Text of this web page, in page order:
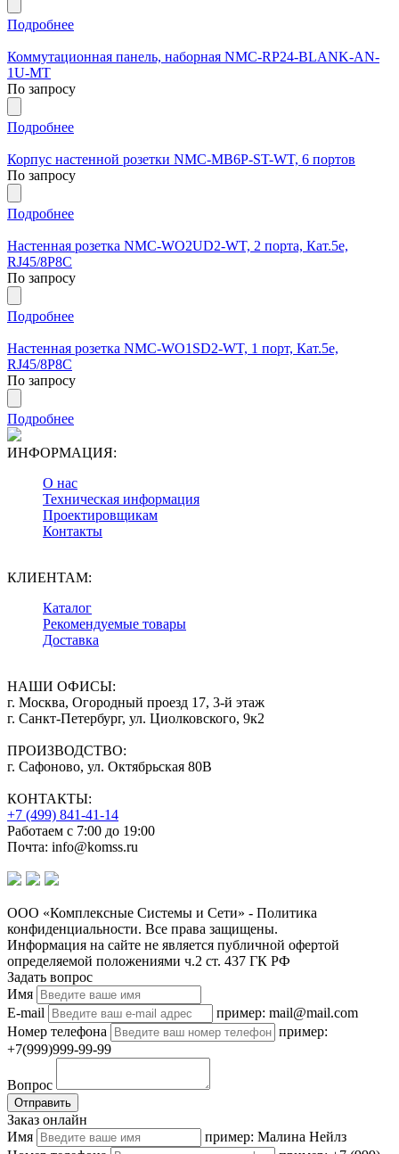
Подробнее
Коммутационная панель, наборная NMC-RP24-BLANK-AN-
1U-MT
По запросу
Подробнее
Корпус настенной розетки NMC-MB6P-ST-WT, 6 портов
По запросу
Подробнее
Настенная розетка NMC-WO2UD2-WT, 2 порта, Кат.5e,
RJ45/8P8C
По запросу
Подробнее
Настенная розетка NMC-WO1SD2-WT, 1 порт, Кат.5e,
RJ45/8P8C
По запросу
Подробнее
ИНФОРМАЦИЯ:
О нас
Техническая информация
Проектировщикам
Контакты
КЛИЕНТАМ:
Каталог
Рекомендуемые товары
Доставка
НАШИ ОФИСЫ:
г. Москва, Огородный проезд 17, 3-й этаж
г. Санкт-Петербург, ул. Циолковского, 9к2
ПРОИЗВОДСТВО:
г. Сафоново, ул. Октябрьская 80В
КОНТАКТЫ:
+7 (499) 841-41-14
Работаем с 7:00 до 19:00
Почта: info@komss.ru
ООО «Комплексные Системы и Сети» - Политика
конфиденциальности. Все права защищены.
Информация на сайте не является публичной офертой
определяемой положениями ч.2 ст. 437 ГК РФ
Задать вопрос
Имя
E-mail
пример: mail@mail.com
Номер телефона
пример:
+7(999)999-99-99
Вопрос
Отправить
Заказ онлайн
Имя
пример: Малина Нейлз